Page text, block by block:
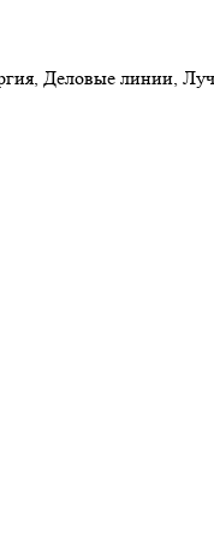
Деловые линии,